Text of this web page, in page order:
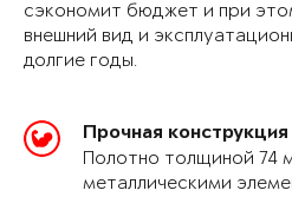
сэкономит бюджет и при
внешний вид и
долгие годы.
Прочная конструкция
Полотно толщиной 74
металлическими